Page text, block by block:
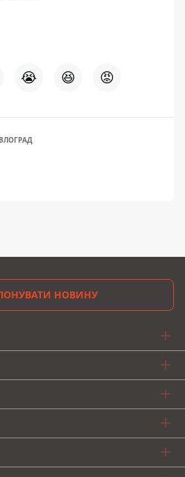
😭 😆 😡
НОВИНУ